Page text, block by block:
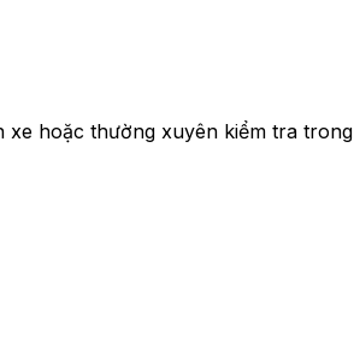
xe hoặc thường xuyên kiểm tra